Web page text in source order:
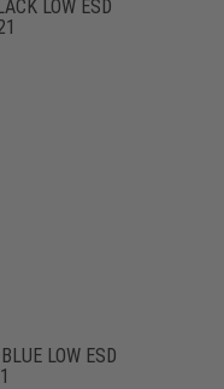
LOW ESD
LOW ESD